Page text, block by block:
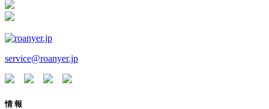
service@roanyer.jp
情 報